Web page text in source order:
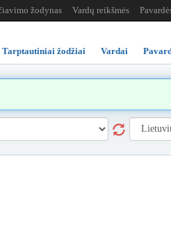
žodynas Vardų reikšmės
Tarptautiniai žodžiai Vardai